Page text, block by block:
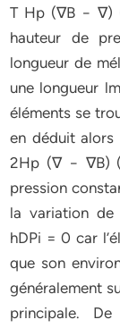
T Hp (∇B − ∇)
hauteur de
longueur de
une longueur
éléments se
en déduit alors
2Hp (∇ − ∇B)
pression
la variation de
hDPi = 0 car
que son
généralement
principale.